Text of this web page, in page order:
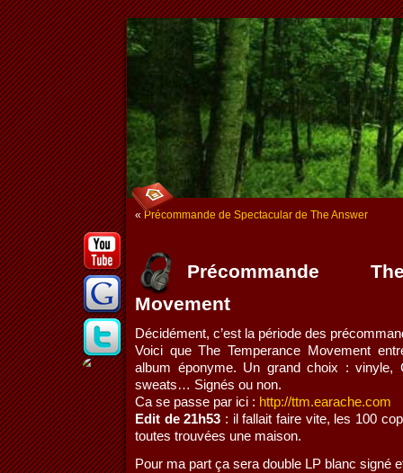
« Précommande de Spectacular de The Answer
Précommande
Movement
Décidément, c’est la période des
Voici que The Temperance Movement
album éponyme. Un grand choix :
sweats… Signés ou non.
Ca se passe par ici : http://ttm.earache.com
Edit de 21h53 : il fallait faire vite, les 100
toutes trouvées une maison.
Pour ma part ça sera double LP blanc signé